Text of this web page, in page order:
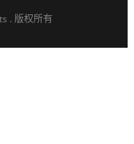
. 版权所有